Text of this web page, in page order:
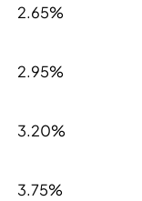
2.65%
2.95%
3.20%
3.75%